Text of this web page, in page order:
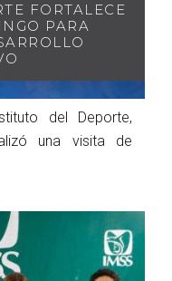
FORTALECE
PARA
del Deporte,
una visita de